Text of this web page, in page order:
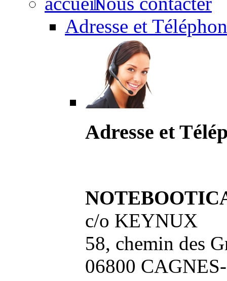
Adresse et
Adresse et
c/o KEYNUX
58, chemin des
06800